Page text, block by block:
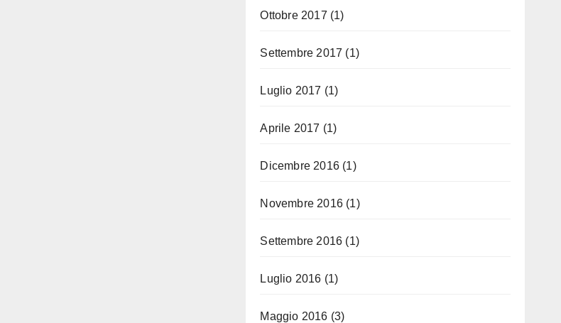
Ottobre 2017 (1)
Settembre 2017 (1)
Luglio 2017 (1)
Aprile 2017 (1)
Dicembre 2016(1)
Novembre 2016(1)
Settembre 2016 (1)
Luglio 2016 (1)
Maggio 2016 (3)